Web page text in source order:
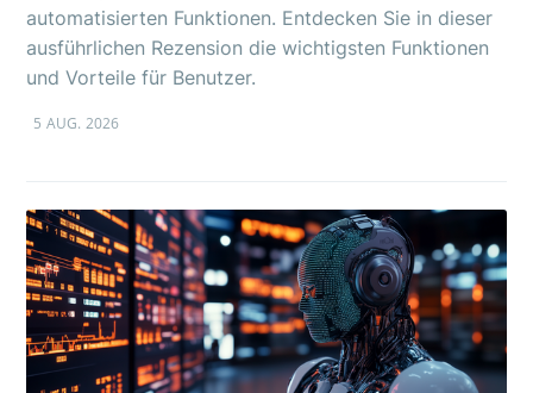
automatisierten Funktionen. Entdecken Sie in dieser
ausführlichen Rezension die wichtigsten Funktionen
und Vorteile für Benutzer.
5 AUG. 2026